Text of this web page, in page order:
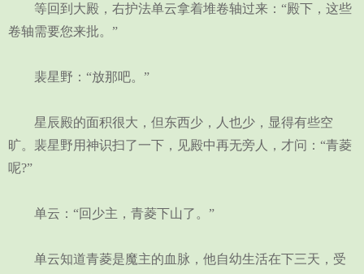
等回到大殿，右护法单云拿着堆卷轴过来：“殿下，这些
卷轴需要您来批。”
裴星野：“放那吧。”
星辰殿的面积很大，但东西少，人也少，显得有些空
旷。裴星野用神识扫了一下，见殿中再无旁人，才问：“青菱
呢?”
单云：“回少主，青菱下山了。”
单云知道青菱是魔主的血脉，他自幼生活在下三天，受